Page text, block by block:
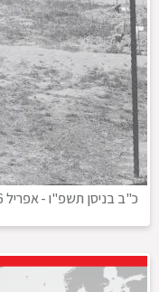
כ"ב בניסן תשפ"ו-אפריל 2026